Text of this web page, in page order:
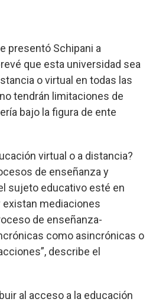
presentó Schipani a
que esta universidad sea
o virtual en todas las
tendrán limitaciones de
bajo la figura de ente
virtual o a distancia?
de enseñanza y
sujeto educativo esté en
mediaciones
de enseñanza-
como asincrónicas o
describe el
al acceso a la educación